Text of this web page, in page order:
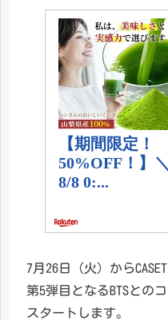
7月26日（火）から
第5弾目となるBTSとの
スタートします。